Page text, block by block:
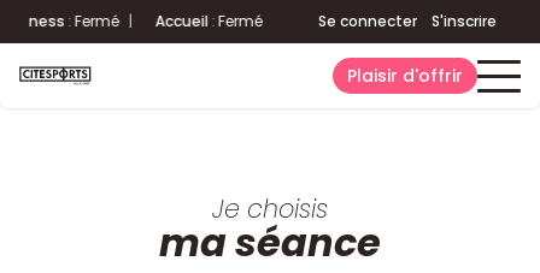
Fitness: Fermé | Accueil: Fermé Aquatique:Fermé Fitness
Se connecter S'inscrire
Plaisir d'offrir
Je choisis
ma séance